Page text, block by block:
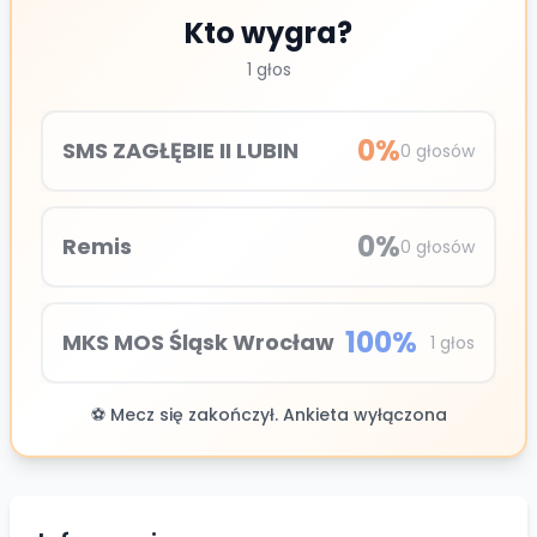
Kto wygra?
1 głos
SMS ZAGŁĘBIE II LUBIN 0%0 głosów
Remis 0%0 głosów
MKS MOS Śląsk Wrocław 100% 1 głos
⚽ Mecz się zakończył. Ankieta wyłączona